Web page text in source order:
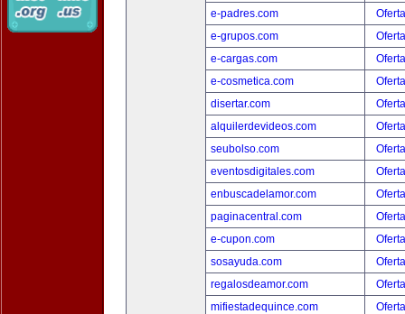
e-padres.com
e-grupos.com
e-cargas.com
e-cosmetica.com
disertar.com
alquilerdevideos.com
seubolso.com
eventosdigitales.com
enbuscadelamor.com
paginacentral.com
e-cupon.com
sosayuda.com
regalosdeamor.com
mifiestadequince.com